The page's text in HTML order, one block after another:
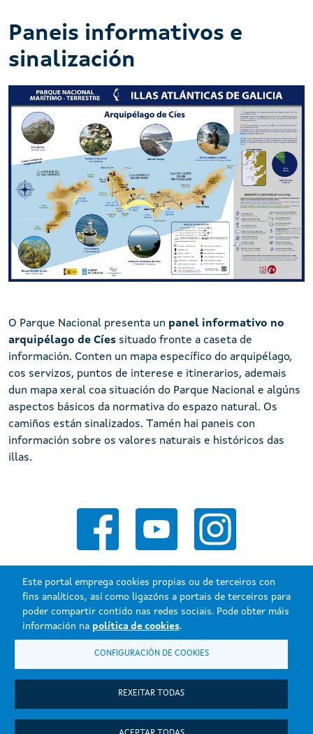
Este portal emprega cookies propias ou de terceiros con
fins analíticos, así como ligazóns a portais de terceiros para
poder compartir contido nas redes sociais. Pode obter máis
información na política de cookies.
CONFIGURACIÓN DE COOKIES
REXEITAR TODAS
Paneis informativos e
sinalización
O Parque Nacional presenta un panel informativo no
arquipélago de Cíes situado fronte a caseta de
información. Conten un mapa específico do arquipélago,
cos servizos, puntos de interese e itinerarios, ademais
dun mapa xeral coa situación do Parque Nacional e algúns
aspectos básicos da normativa do espazo natural. Os
camiños están sinalizados. Tamén hai paneis con
información sobre os valores naturais e históricos das
illas.
Xunta de Galicia. Información mantida e publicada na internet pola
Atención á cidadanía
Mapa do portal